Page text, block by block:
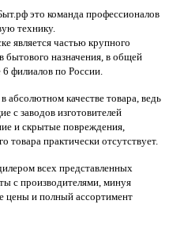
это команда профессионалов
технику.
является частью крупного
бытового назначения, в общей
филиалов по России.
качестве товара, ведь
с заводов изготовителей
и скрытые повреждения,
товара практически отсутствует.
всех представленных
с производителями, минуя
цены и полный ассортимент